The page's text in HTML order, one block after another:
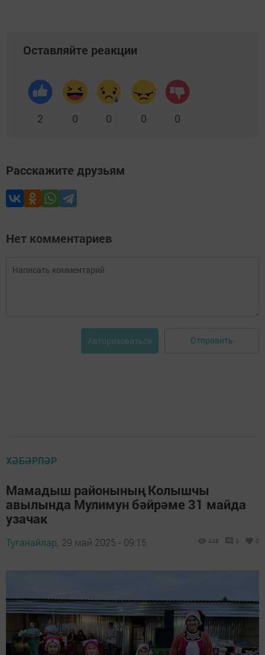
Оставляйте реакции
2 0 0 0 0
Расскажите друзьям
Нет комментариев
Авторизоваться Отправить
ХӘБӘРЛӘР
Мамадыш районының Колышчы
авылында Мулимун бәйрәме 31 майда
узачак
Туганайлар, 29 май 2025 - 09:15 448 0 0